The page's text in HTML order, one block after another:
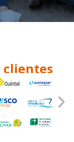
clientes